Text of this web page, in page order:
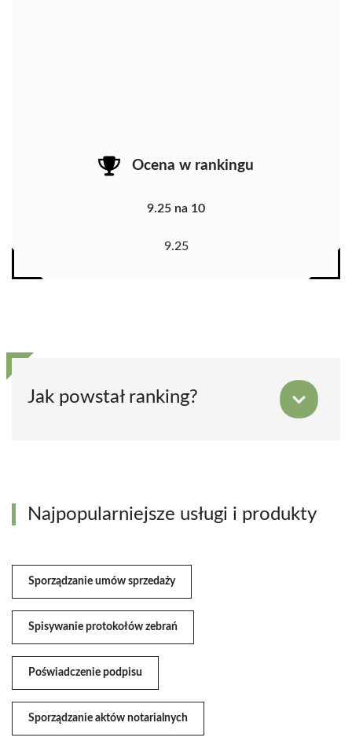
Ocena w rankingu
9.25 na 10
9.25
Jak powstał ranking?
Najpopularniejsze usługi i produkty
Sporządzanie umów sprzedaży
Spisywanie protokołów zebrań
Poświadczenie podpisu
Sporządzanie aktów notarialnych